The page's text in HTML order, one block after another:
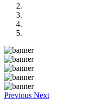
Previous Next